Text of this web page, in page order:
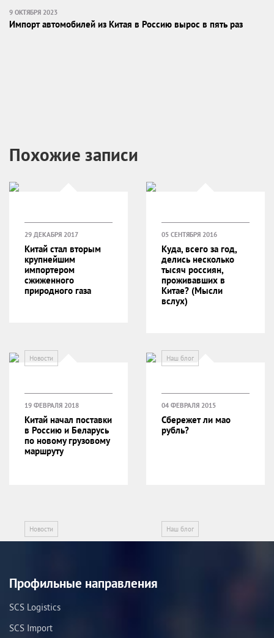
9 ОКТЯБРЯ 2023
Импорт автомобилей из Китая в Россию вырос в пять раз
Похожие записи
Новости
29 ДЕКАБРЯ 2017
Китай стал вторым
крупнейшим
импортером
сжиженного
природного газа
Наш блог
05 СЕНТЯБРЯ 2016
Куда, всего за год,
делись несколько
тысяч россиян,
проживавших в
Китае? (Мысли
вслух)
Новости
19 ФЕВРАЛЯ 2018
Китай начал поставки
в Россию и Беларусь
по новому грузовому
маршруту
Наш блог
04 ФЕВРАЛЯ 2015
Сбережет ли мао
рубль?
Профильные направления
SCS Logistics
SCS Import